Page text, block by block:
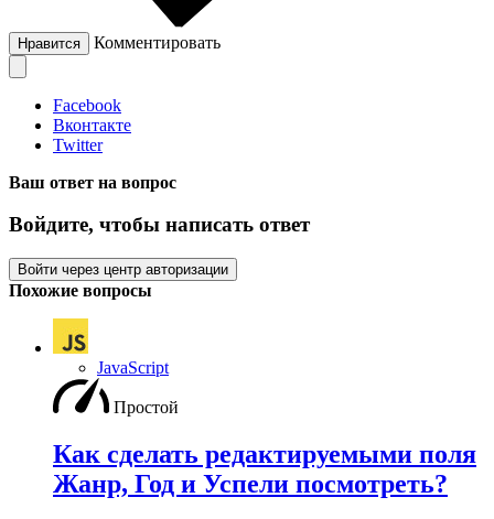
Нравится Комментировать
Facebook
Вконтакте
Twitter
Ваш ответ на вопрос
Войдите, чтобы написать ответ
Войти через центр авторизации
Похожие вопросы
JavaScript
Простой
Как сделать редактируемыми поля
Жанр, Год и Успели посмотреть?